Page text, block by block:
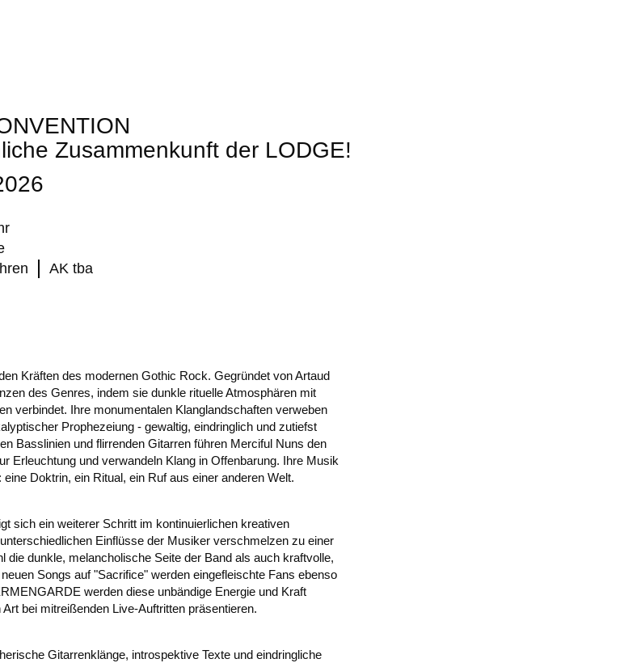
Zusammenkunft der LODGE!
AK tba
Kräften des modernen Gothic Rock. Gegründet von Artaud
des Genres, indem sie dunkle rituelle Atmosphären mit
verbindet. Ihre monumentalen Klanglandschaften verweben
Prophezeiung - gewaltig, eindringlich und zutiefst
Basslinien und flirrenden Gitarren führen Merciful Nuns den
Erleuchtung und verwandeln Klang in Offenbarung. Ihre Musik
Doktrin, ein Ritual, ein Ruf aus einer anderen Welt.
sich ein weiterer Schritt im kontinuierlichen kreativen
Einflüsse der Musiker verschmelzen zu einer
die dunkle, melancholische Seite der Band als auch kraftvolle,
Songs auf "Sacrifice" werden eingefleischte Fans ebenso
werden diese unbändige Energie und Kraft
bei mitreißenden Live-Auftritten präsentieren.
Gitarrenklänge, introspektive Texte und eindringliche